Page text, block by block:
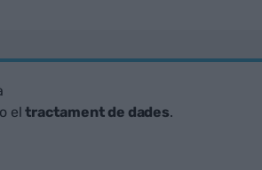
eltractament de dades.